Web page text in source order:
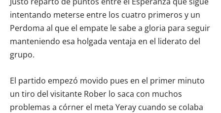
intentando meterse entre los cuatro primeros y un
Perdoma al que el empate le sabe a gloria para seguir
manteniendo esa holgada ventaja en el liderato del
grupo.
El partido empezó movido pues en el primer minuto
un tiro del visitante Rober lo saca con muchos
problemas a córner el meta Yeray cuando se colaba